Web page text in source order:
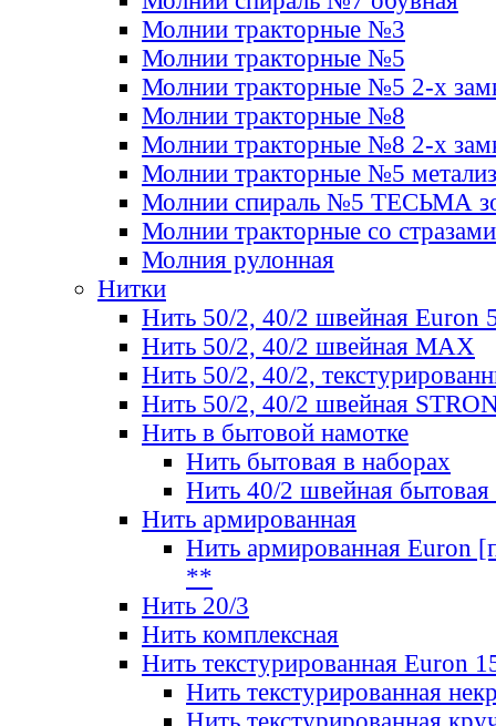
Молнии тракторные №3
Молнии тракторные №5
Молнии тракторные №5 2-х
Молнии тракторные №8
Молнии тракторные №8 2-х
Молнии тракторные №5
Молнии спираль №5 ТЕСЬМА
Молнии тракторные со стразами
Молния рулонная
Нитки
Нить 50/2, 40/2 швейная Euron
Нить 50/2, 40/2 швейная МАХ
Нить 50/2, 40/2,
Нить 50/2, 40/2 швейная
Нить в бытовой намотке
Нить бытовая в наборах
Нить 40/2 швейная бытовая
Нить армированная
Нить армированная Euron
**
Нить 20/3
Нить комплексная
Нить текстурированная Euron
Нить текстурированная